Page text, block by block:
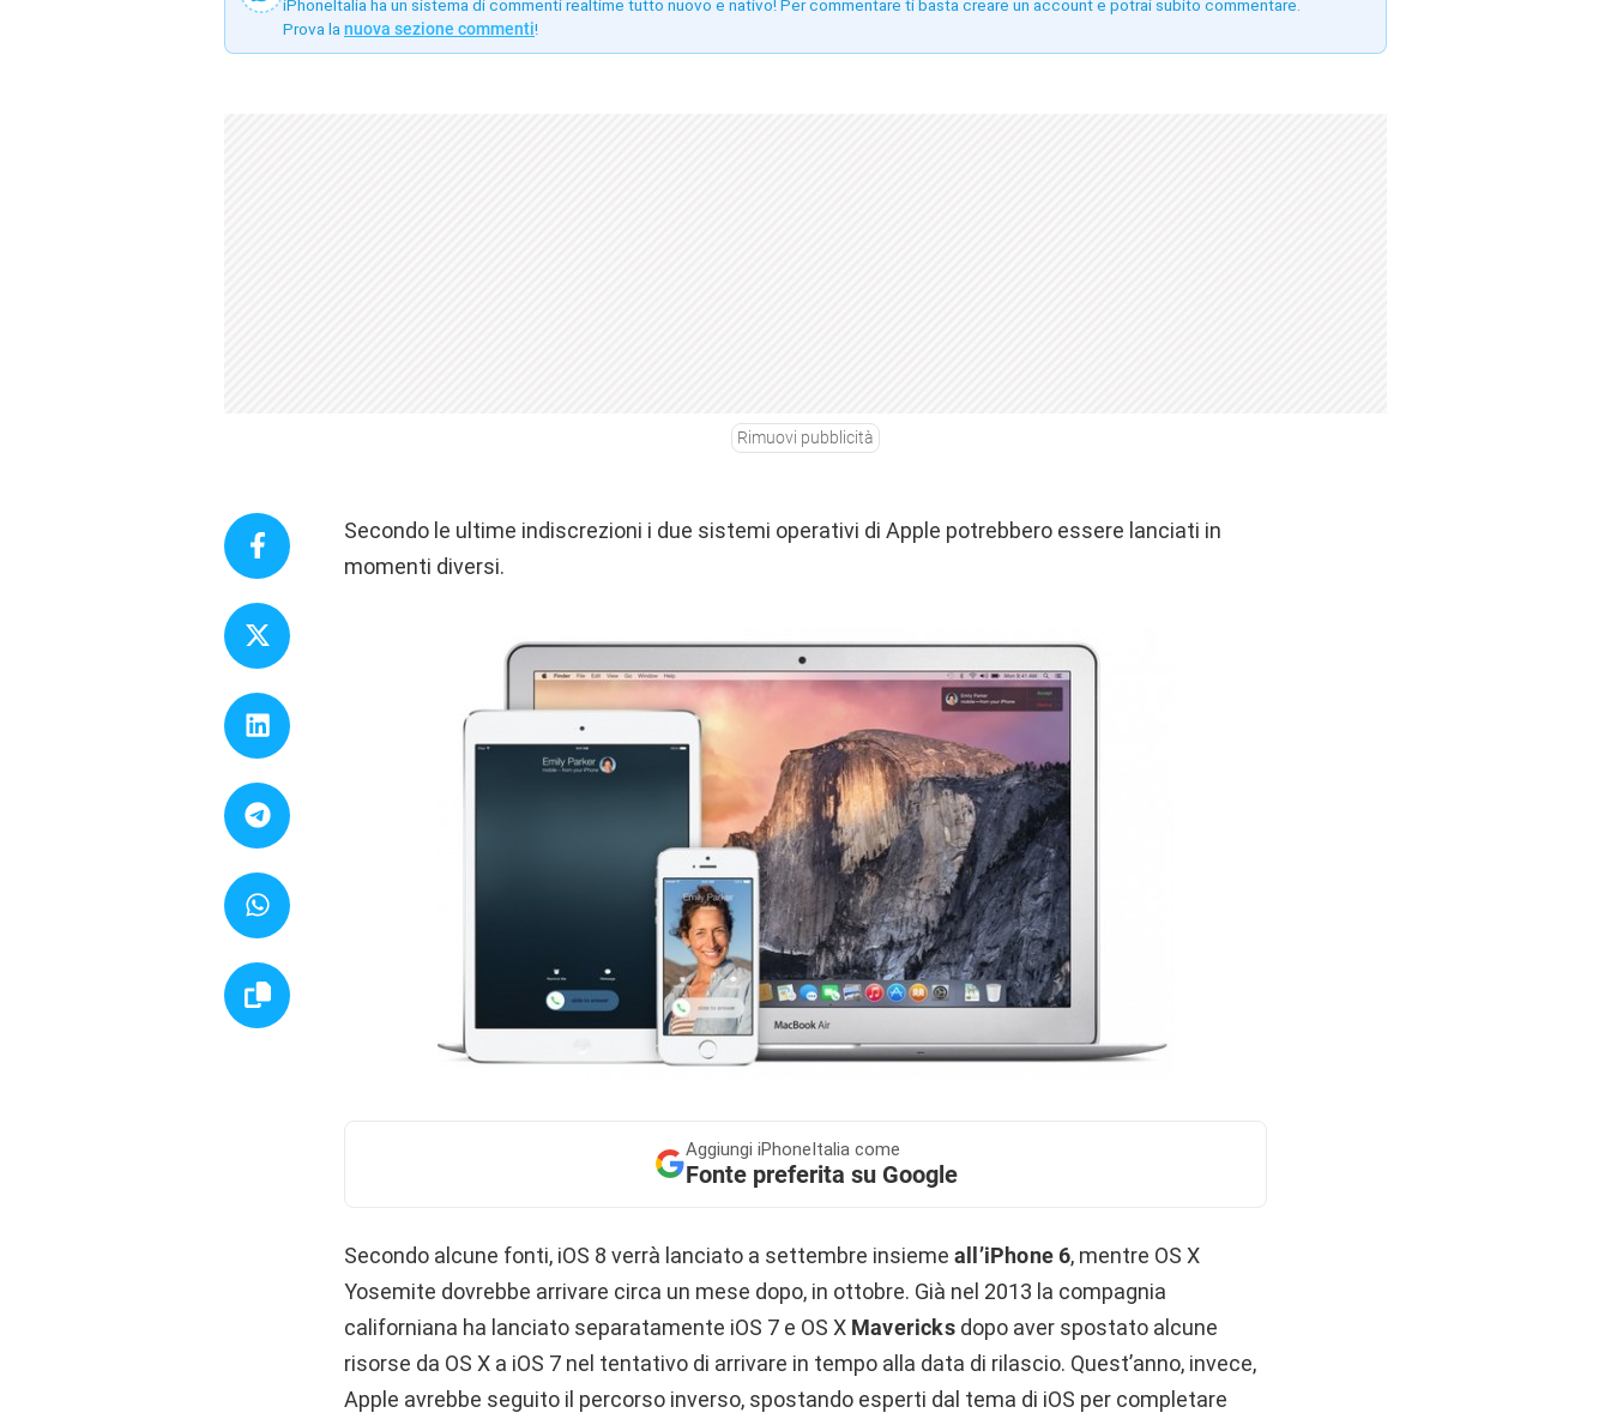
iPhoneItalia ha un sistema di commenti realtime tutto nuovo e nativo! Per commentare ti basta creare un account e potrai subito commentare.
Prova la nuova sezione commenti!
Rimuovi pubblicità
Secondo le ultime indiscrezioni i due sistemi operativi di Apple potrebbero essere lanciati in
momenti diversi.
Aggiungi iPhoneItalia come
Fonte preferita su Google
Secondo alcune fonti, iOS 8 verrà lanciato a settembre insieme all’iPhone6, mentre OS X
Yosemite dovrebbe arrivare circa un mese dopo, in ottobre. Già nel 2013 la compagnia
californiana ha lanciato separatamente iOS 7 e OS X Mavericksdopo aver spostato alcune
risorse da OS X a iOS 7 nel tentativo di arrivare in tempo alla data di rilascio. Quest’anno, invece,
Apple avrebbe seguito il percorso inverso, spostando esperti dal tema di iOS per completare